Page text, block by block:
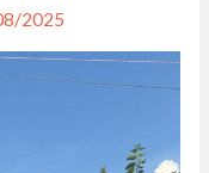
2025